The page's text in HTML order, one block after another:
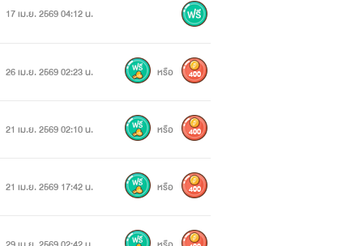
17 เม.ย. 2569 04:12 น.
26 เม.ย. 2569 02:23 น. หรือ 400
21 เม.ย. 2569 02:10 น. หรือ 400
21 เม.ย. 2569 17:42 น. หรือ 400